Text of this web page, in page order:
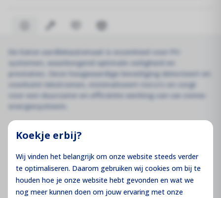
Koekje erbij?
Wij vinden het belangrijk om onze website steeds verder
te optimaliseren. Daarom gebruiken wij cookies om bij te
houden hoe je onze website hebt gevonden en wat we
nog meer kunnen doen om jouw ervaring met onze
De Eaton aardlekautomaat is essentieel voor PV-
systemen, waarborgend optimale veiligheid en
prestaties. Deze hoogwaardige beveiliging detecteert en
voorkomt lekstromen, minimaliseert risico's en zorgt
voor een duurzame en efficiënte werking van uw zonne-
energiesysteem.
Downloads
Datasheet Eaton
aardlekautomaat 1P+N B20 0,03A
Download